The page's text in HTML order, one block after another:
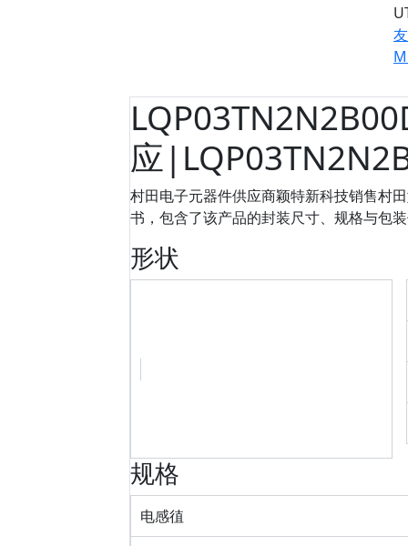
应
村田电子元器件供应商颖特新科技销售村
书，包含了该产品的封装尺寸、规格与包
形状
规格
电感徝